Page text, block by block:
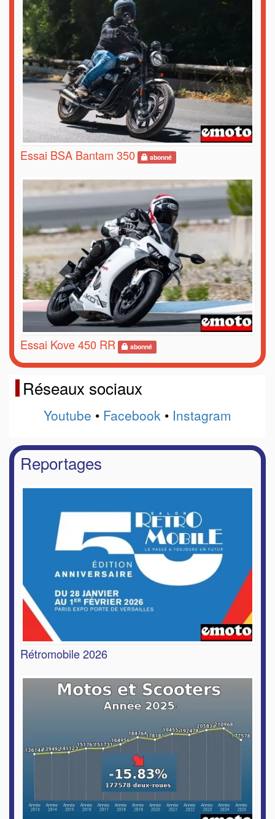
Essai BSA Bantam 350 abonné
Essai Kove 450 RR abonné
Réseaux sociaux
Youtube • Facebook • Instagram
Reportages
Rétromobile 2026